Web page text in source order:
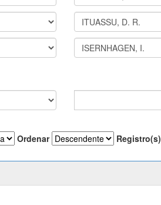
Ordenar Registro(s)